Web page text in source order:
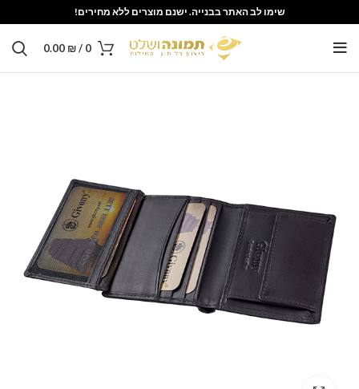
שימו לב האתר בבנייה. ישנם מוצרים ללא מחירים!
0
/
0.00 ₪